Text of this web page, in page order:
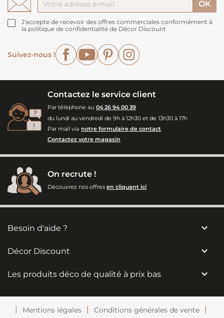
J'accepte de recevoir des offres commerciales conformément à
la politique de confidentialité de Décor Discount
Suivez-nous !
FacebookYouTubePinterest
Contactez le service client
Par téléphone au 04 26 94 00 39
du lundi au vendredi de 9h à 12h30 et de 13h30 à 17h
Par mail via notre formulaire de contact
Contactez votre magasin
On recrute !
Découvrez nos offres en cliquant ici
Besoin d'aide ? 
Décor Discount 
Les produits déco de qualité à prix bas 
Mentions légales Conditions générales de vente